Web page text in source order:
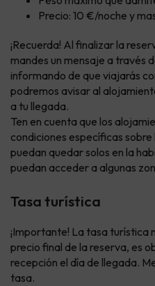
Precio: 10 €/noche y
¡Recuerda! Al finalizar la
mandes un mensaje a través
informando de que viajarás
podremos avisar al
a tu llegada.
Ten en cuenta que los
condiciones específicas
puedan quedar solos en la
puedan acceder a algunas
Tasa turística
¡Importante! La tasa turística
precio final de la reserva, es
recepción el día de llegada.
tasa.